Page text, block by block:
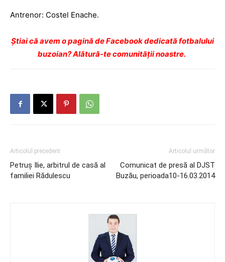
Antrenor: Costel Enache.
Ştiai că avem o pagină de Facebook dedicată fotbalului
buzoian? Alătură-te comunității noastre.
Articolul precedent
Petruş Ilie, arbitrul de casă al
familiei Rădulescu
Articolul următor
Comunicat de presă al DJST
Buzău, perioada10-16.03.2014